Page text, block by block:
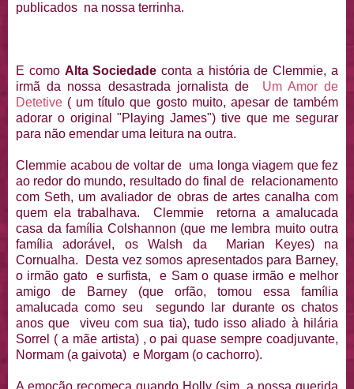
publicados na nossa terrinha.
E como Alta Sociedade conta a história de Clemmie, a
irmã da nossa desastrada jornalista de Um Amor de
Detetive ( um título que gosto muito, apesar de também
adorar o original "Playing James") tive que me segurar
para não emendar uma leitura na outra.
Clemmie acabou de voltar de uma longa viagem que fez
ao redor do mundo, resultado do final de relacionamento
com Seth, um avaliador de obras de artes canalha com
quem ela trabalhava. Clemmie retorna a amalucada
casa da família Colshannon (que me lembra muito outra
família adorável, os Walsh da Marian Keyes) na
Cornualha. Desta vez somos apresentados para Barney,
o irmão gato e surfista, e Sam o quase irmão e melhor
amigo de Barney (que orfão, tomou essa família
amalucada como seu segundo lar durante os chatos
anos que viveu com sua tia), tudo isso aliado à hilária
Sorrel ( a mãe artista) , o pai quase sempre coadjuvante,
Normam (a gaivota) e Morgam (o cachorro).
A emoção recomeça quando Holly (sim, a nossa querida